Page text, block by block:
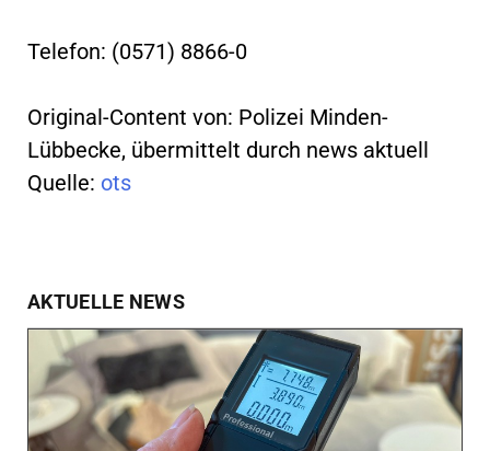
Telefon: (0571) 8866-0
Original-Content von: Polizei Minden-
Lübbecke, übermittelt durch news aktuell
Quelle: ots
AKTUELLE NEWS